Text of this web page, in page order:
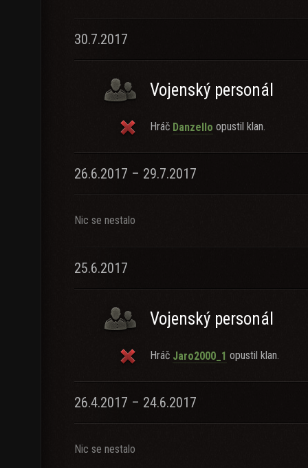
30.7.2017
Vojenský personál
Hráč Danzello opustil klan.
26.6.2017 – 29.7.2017
Nic se nestalo
25.6.2017
Vojenský personál
Hráč Jaro2000_1 opustil klan.
26.4.2017 – 24.6.2017
Nic se nestalo